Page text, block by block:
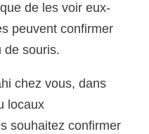
de les voir eux-
peuvent confirmer
de souris.
chez vous, dans
locaux
souhaitez confirmer